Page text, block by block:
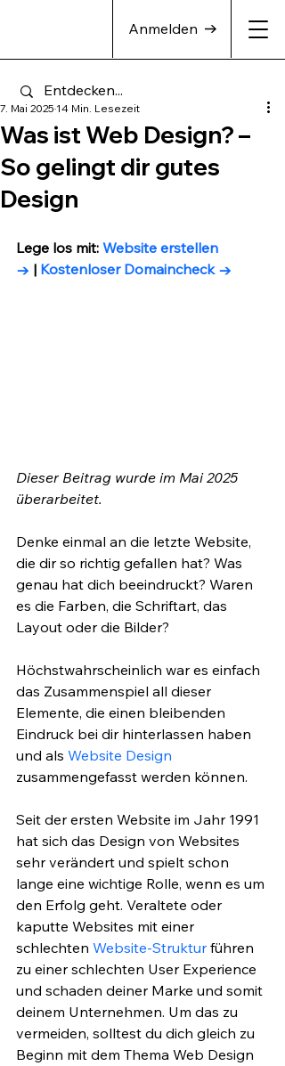
Anmelden
Was ist Web Design? –
So gelingt dir gutes
Design
7. Mai 2025 14 Min. Lesezeit
Lege los mit: Website erstellen
→ | Kostenloser Domaincheck →
Dieser Beitrag wurde im Mai 2025
überarbeitet.
Denke einmal an die letzte Website,
die dir so richtig gefallen hat? Was
genau hat dich beeindruckt? Waren
es die Farben, die Schriftart, das
Layout oder die Bilder?
Höchstwahrscheinlich war es einfach
das Zusammenspiel all dieser
Elemente, die einen bleibenden
Eindruck bei dir hinterlassen haben
und als Website Design
zusammengefasst werden können.
Seit der ersten Website im Jahr 1991
hat sich das Design von Websites
sehr verändert und spielt schon
lange eine wichtige Rolle, wenn es um
den Erfolg geht. Veraltete oder
kaputte Websites mit einer
schlechten Website-Struktur führen
zu einer schlechten User Experience
und schaden deiner Marke und somit
deinem Unternehmen. Um das zu
vermeiden, solltest du dich gleich zu
Beginn mit dem Thema Web Design